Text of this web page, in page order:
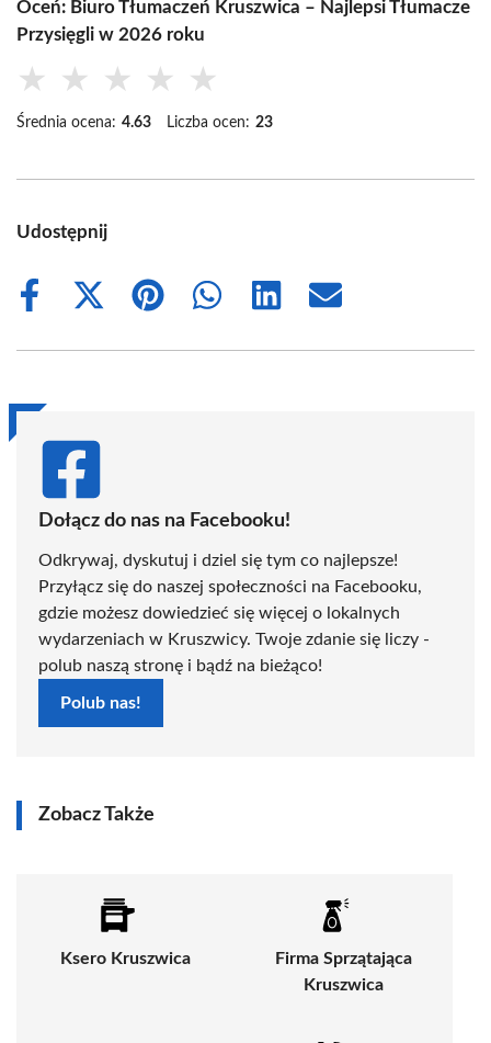
Oceń: Biuro Tłumaczeń Kruszwica – Najlepsi Tłumacze
Przysięgli w 2026 roku
★ ★ ★ ★ ★
Średnia ocena: 4.63 Liczba ocen: 23
Udostępnij
Share
Share
(Twitter)
Share
Share
Share
Share
Dołącz do nas na Facebooku!
Odkrywaj, dyskutuj i dziel się tym co najlepsze!
Przyłącz się do naszej społeczności na Facebooku,
gdzie możesz dowiedzieć się więcej o lokalnych
wydarzeniach w Kruszwicy. Twoje zdanie się liczy -
polub naszą stronę i bądź na bieżąco!
Polub nas!
Zobacz Także
Ksero Kruszwica
Firma Sprzątająca
Kruszwica